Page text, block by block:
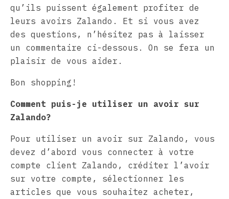
qu’ils puissent également profiter de
leurs avoirs Zalando. Et si vous avez
des questions, n’hésitez pas à laisser
un commentaire ci-dessous. On se fera un
plaisir de vous aider.
Bon shopping!
Comment puis-je utiliser un avoir sur
Zalando?
Pour utiliser un avoir sur Zalando, vous
devez d’abord vous connecter à votre
compte client Zalando, créditer l’avoir
sur votre compte, sélectionner les
articles que vous souhaitez acheter,